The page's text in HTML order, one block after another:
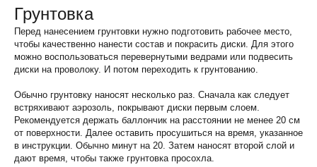
Грунтовка
Перед нанесением грунтовки нужно подготовить рабочее место,
чтобы качественно нанести состав и покрасить диски. Для этого
можно воспользоваться перевернутыми ведрами или подвесить
диски на проволоку. И потом переходить к грунтованию.
Обычно грунтовку наносят несколько раз. Сначала как следует
встряхивают аэрозоль, покрывают диски первым слоем.
Рекомендуется держать баллончик на расстоянии не менее 20 см
от поверхности. Далее оставить просушиться на время, указанное
в инструкции. Обычно минут на 20. Затем наносят второй слой и
дают время, чтобы также грунтовка просохла.